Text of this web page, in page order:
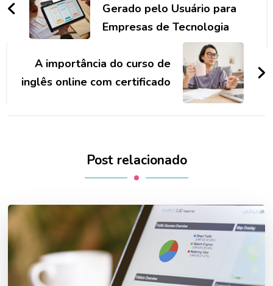
post
Gerado pelo Usuário para
Empresas de Tecnologia
A importância do curso de
inglês online com certificado
Post relacionado